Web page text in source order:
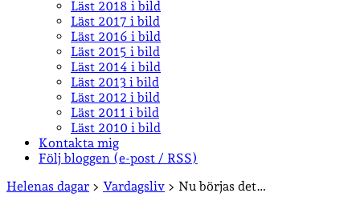
Läst 2018 i bild
Läst 2017 i bild
Läst 2016 i bild
Läst 2015 i bild
Läst 2014 i bild
Läst 2013 i bild
Läst 2012 i bild
Läst 2011 i bild
Läst 2010 i bild
Kontakta mig
Följ bloggen (e-post / RSS)
Sidopanel
Helenas dagar > Vardagsliv > Nu börjas det…